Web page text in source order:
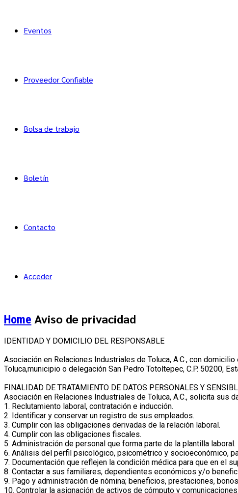
Eventos
Proveedor Confiable
Bolsa de trabajo
Boletín
Contacto
Acceder
Home Aviso de privacidad
IDENTIDAD Y DOMICILIO DEL RESPONSABLE
Asociación en Relaciones Industriales de Toluca, A.C., con
Toluca,municipio o delegación San Pedro Totoltepec, C.P. 50200,
FINALIDAD DE TRATAMIENTO DE DATOS PERSONALES Y
Asociación en Relaciones Industriales de Toluca, A.C., solicita sus
1. Reclutamiento laboral, contratación e inducción.
2. Identificar y conservar un registro de sus empleados.
3. Cumplir con las obligaciones derivadas de la relación laboral.
4. Cumplir con las obligaciones fiscales.
5. Administración de personal que forma parte de la plantilla laboral.
6. Análisis del perfil psicológico, psicométrico y socioeconómico,
7. Documentación que reflejen la condición médica para que en el
8. Contactar a sus familiares, dependientes económicos y/o
9. Pago y administración de nómina; beneficios, prestaciones,
10. Controlar la asignación de activos de cómputo y comunicaciones.